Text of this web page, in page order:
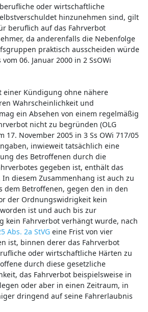
oder wirtschaftliche
hinzunehmen sind, gilt
beruflich auf das Fahrverbot
da anderenfalls die Nebenfolge
praktisch ausscheiden würde
06. Januar 2000 in 2 SsOWi
einer Kündigung ohne nähere
Wahrscheinlichkeit und
ein Absehen von einem regelmäßig
nicht zu begründen (OLG
17. November 2005 in 3 Ss OWi 717/05
inwieweit tatsächlich eine
des Betroffenen durch die
gegeben ist, enthält das
diesem Zusammenhang ist auch zu
dem Betroffenen, gegen den in den
der Ordnungswidrigkeit kein
ist und auch bis zur
kein Fahrverbot verhängt wurde, nach
Abs. 2a StVGeine Frist von vier
ist, binnen derer das Fahrverbot
oder wirtschaftliche Härten zu
durch diese gesetzliche
das Fahrverbot beispielsweise in
oder aber in einen Zeitraum, in
dringend auf seine Fahrerlaubnis